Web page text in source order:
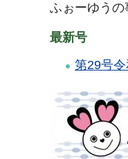
ふぉーゆうの
最新号
第29号令